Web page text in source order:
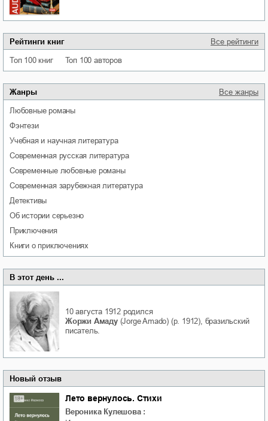
Рейтинги книг Все рейтинги
Топ 100 книг Топ 100 авторов
Жанры Все жанры
любовные романы
фэнтези
учебная и научная литература
современная русская литература
современные любовные романы
современная зарубежная литература
детективы
об истории серьезно
приключения
книги о приключениях
В этот день ...
10 августа 1912 родился
Жоржи Амаду(Jorge Amado) (р. 1912), бразильский
писатель.
Новый отзыв
Лето вернулось. Стихи
Вероника Кулешова :